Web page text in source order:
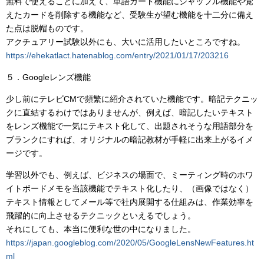
えたカードを削除する機能など、受験生が望む機能を十二分に備え
た点は脱帽ものです。
アクチュアリー試験以外にも、大いに活用したいところですね。
https://ehekatlact.hatenablog.com/entry/2021/01/17/203216
５．Googleレンズ機能
少し前にテレビCMで頻繁に紹介されていた機能です。暗記テクニッ
クに直結するわけではありませんが、例えば、暗記したいテキスト
をレンズ機能で一気にテキスト化して、出題されそうな用語部分を
ブランクにすれば、オリジナルの暗記教材が手軽に出来上がるイメ
ージです。
学習以外でも、例えば、ビジネスの場面で、ミーティング時のホワ
イトボードメモを当該機能でテキスト化したり、（画像ではなく）
テキスト情報としてメール等で社内展開する仕組みは、作業効率を
飛躍的に向上させるテクニックといえるでしょう。
それにしても、本当に便利な世の中になりました。
https://japan.googleblog.com/2020/05/GoogleLensNewFeatures.ht
ml